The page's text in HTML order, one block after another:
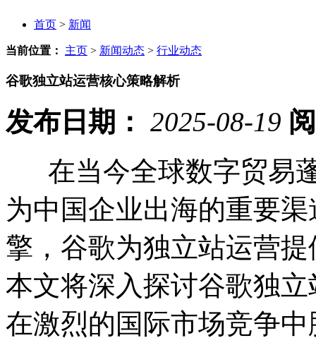
首页 > 新闻
当前位置： 主页 > 新闻动态 > 行业动态
谷歌独立站运营核心策略解析
发布日期： 2025-08-19
在当今全球数字贸易
为中国企业出海的重要
擎，谷歌为独立站运营
本文将深入探讨谷歌独
在激烈的国际市场竞争